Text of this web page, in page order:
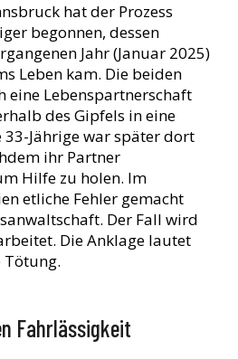
hat der Prozess
begonnen, dessen
Jahr (Januar 2025)
Leben kam. Die beiden
eine Lebenspartnerschaft
des Gipfels in eine
33-Jährige war später dort
ihr Partner
Hilfe zu holen. Im
etliche Fehler gemacht
Der Fall wird
Die Anklage lautet
Fahrlässigkeit